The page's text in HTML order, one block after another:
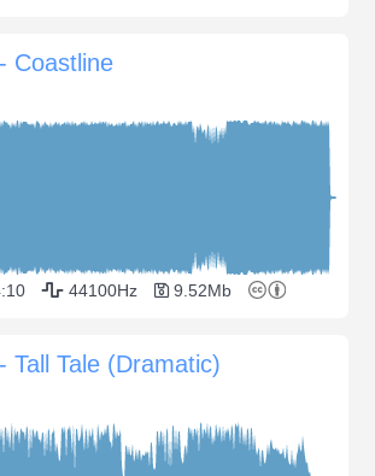
Coastline
44100Hz 9.52Mb
Tall Tale (Dramatic)